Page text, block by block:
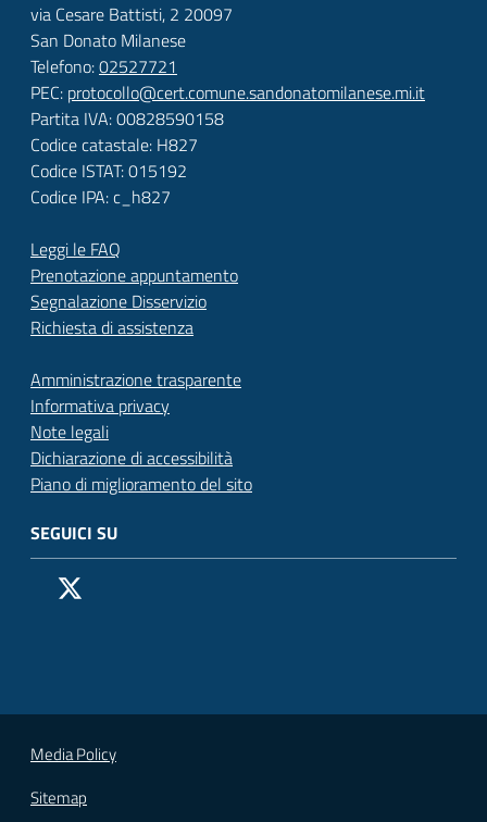
via Cesare Battisti, 2 20097
San Donato Milanese
Telefono:02527721
PEC: protocollo@cert.comune.sandonatomilanese.mi.it
Partita IVA: 00828590158
Codice catastale: H827
Codice ISTAT: 015192
Codice IPA: c_h827
Leggi le FAQ
Prenotazione appuntamento
Segnalazione Disservizio
Richiesta di assistenza
Amministrazione trasparente
Informativa privacy
Note legali
Dichiarazione di accessibilità
Piano di miglioramento del sito
SEGUICI SU
Pagina Facebook del Comune di San Donato Milanese
Vai alla pagina
Media Policy
Sitemap